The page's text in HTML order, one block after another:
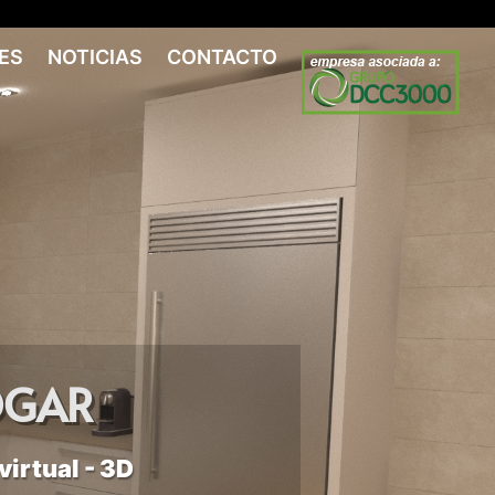
NOTICIAS CONTACTO
- 3D